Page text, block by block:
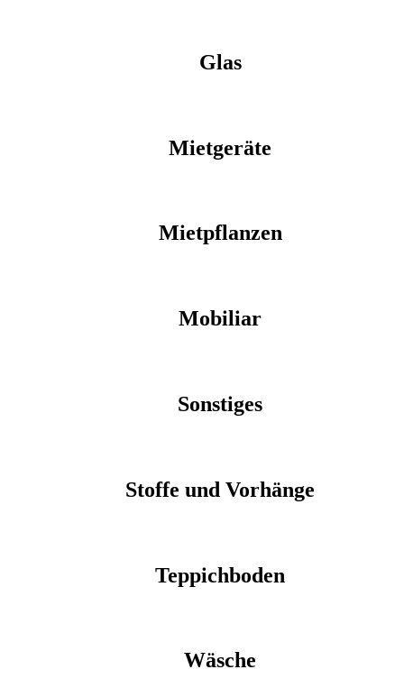
Glas
Mietgeräte
Mietpflanzen
Mobiliar
Sonstiges
Stoffe und Vorhänge
Teppichboden
Wäsche